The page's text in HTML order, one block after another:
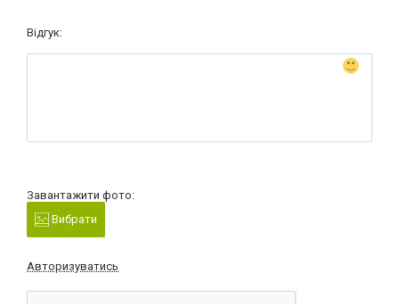
Відгук:
Завантажити фото:
Вибрати
Авторизуватись